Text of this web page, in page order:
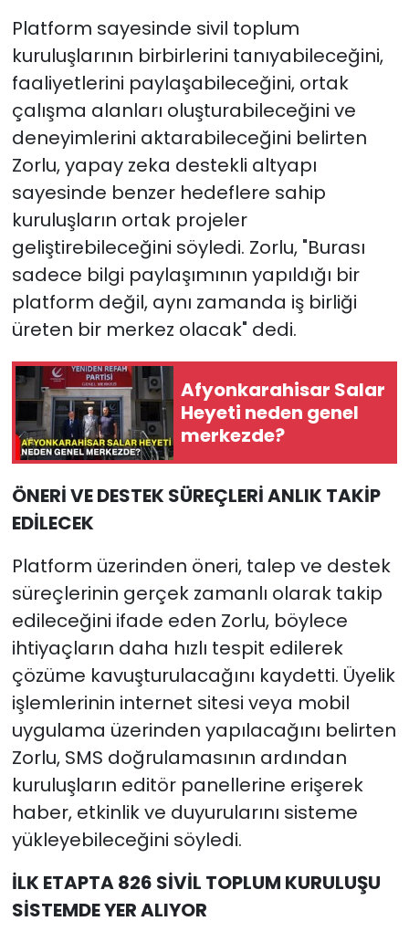
Platform sayesinde sivil toplum
kuruluşlarının birbirlerini tanıyabileceğini,
faaliyetlerini paylaşabileceğini, ortak
çalışma alanları oluşturabileceğini ve
deneyimlerini aktarabileceğini belirten
Zorlu, yapay zeka destekli altyapı
sayesinde benzer hedeflere sahip
kuruluşların ortak projeler
geliştirebileceğini söyledi. Zorlu, "Burası
sadece bilgi paylaşımının yapıldığı bir
platform değil, aynı zamanda iş birliği
üreten bir merkez olacak" dedi.
Afyonkarahisar Salar
Heyeti neden genel
merkezde?
ÖNERİ VE DESTEK SÜREÇLERİ ANLIK TAKİP
EDİLECEK
Platform üzerinden öneri, talep ve destek
süreçlerinin gerçek zamanlı olarak takip
edileceğini ifade eden Zorlu, böylece
ihtiyaçların daha hızlı tespit edilerek
çözüme kavuşturulacağını kaydetti. Üyelik
işlemlerinin internet sitesi veya mobil
uygulama üzerinden yapılacağını belirten
Zorlu, SMS doğrulamasının ardından
kuruluşların editör panellerine erişerek
haber, etkinlik ve duyurularını sisteme
yükleyebileceğini söyledi.
İLK ETAPTA 826 SİVİL TOPLUM KURULUŞU
SİSTEMDE YER ALIYOR